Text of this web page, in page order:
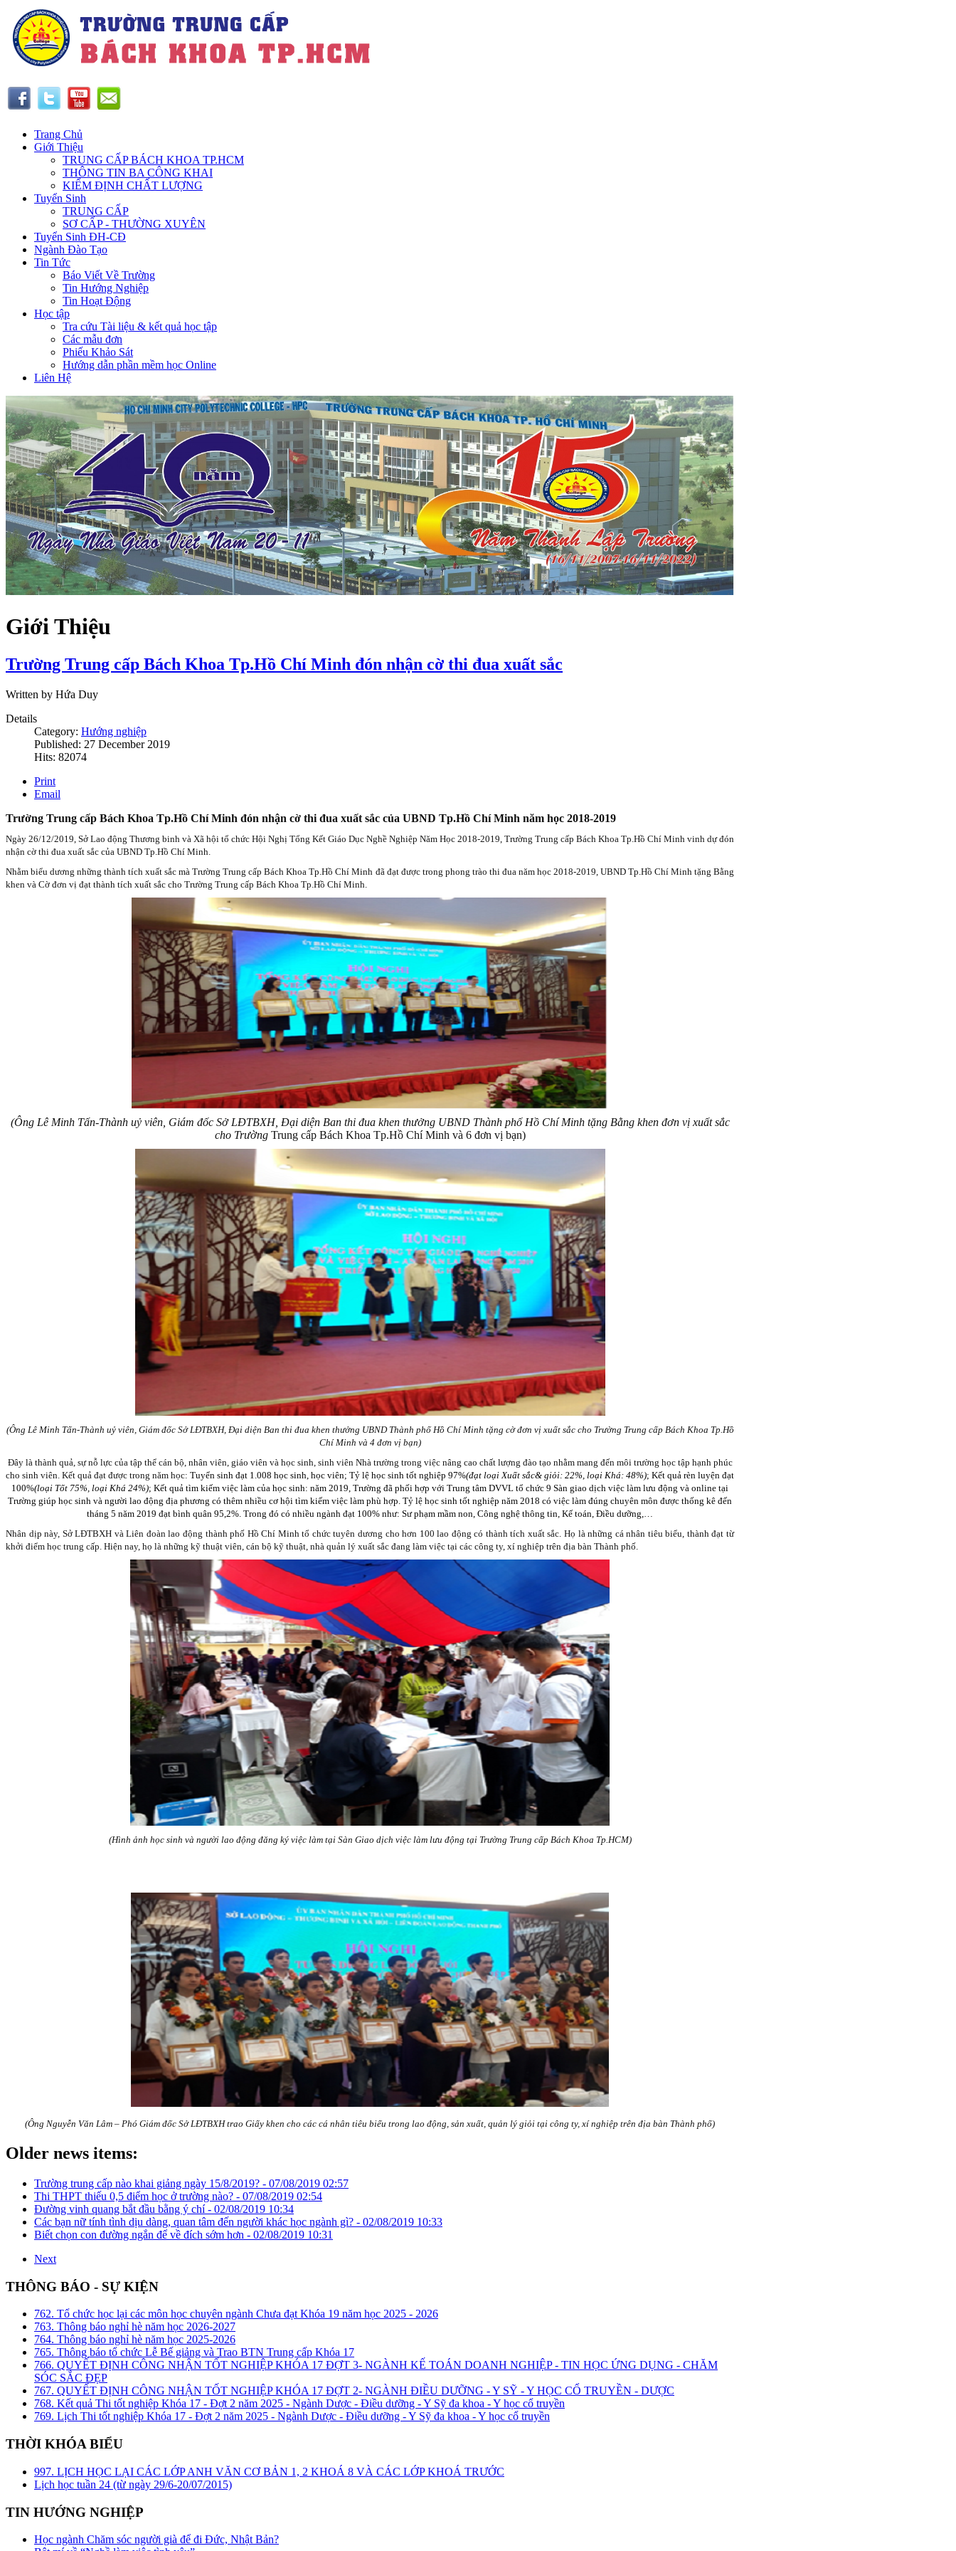
Trang Chủ
Giới Thiệu
TRUNG CẤP BÁCH KHOA TP.HCM
THÔNG TIN BA CÔNG KHAI
KIỂM ĐỊNH CHẤT LƯỢNG
Tuyển Sinh
TRUNG CẤP
SƠ CẤP - THƯỜNG XUYÊN
Tuyển Sinh ĐH-CĐ
Ngành Đào Tạo
Tin Tức
Báo Viết Về Trường
Tin Hướng Nghiệp
Tin Hoạt Động
Học tập
Tra cứu Tài liệu & kết quả học tập
Các mẫu đơn
Phiếu Khảo Sát
Hướng dẫn phần mềm học Online
Liên Hệ
Giới Thiệu
Trường Trung cấp Bách Khoa Tp.Hồ Chí Minh đón nhận cờ thi đua xuất sắc
Written by Hứa Duy
Details
Category: Hướng nghiệp
Published: 27 December 2019
Hits: 82074
Print
Email
Trường Trung cấp Bách Khoa Tp.Hồ Chí Minh đón nhận cờ thi đua xuất sắc của UBND Tp.Hồ Chí Minh năm học 2018-2019
Ngày 26/12/2019, Sở Lao động Thương binh và Xã hội tổ chức Hội Nghị Tổng Kết Giáo Dục Nghề Nghiệp Năm Học 2018-2019, Trường Trung cấp Bách Khoa Tp.Hồ Chí Minh vinh dự đón
nhận cờ thi đua xuất sắc của UBND Tp.Hồ Chí Minh.
Nhằm biểu dương những thành tích xuất sắc mà Trường Trung cấp Bách Khoa Tp.Hồ Chí Minh đã đạt được trong phong trào thi đua năm học 2018-2019, UBND Tp.Hồ Chí Minh tặng Bằng
khen và Cờ đơn vị đạt thành tích xuất sắc cho Trường Trung cấp Bách Khoa Tp.Hồ Chí Minh.
(Ông Lê Minh Tấn-Thành uỷ viên, Giám đốc Sở LĐTBXH, Đại diện Ban thi đua khen thưởng UBND Thành phố Hồ Chí Minh tặng Bằng khen đơn vị xuất sắc
cho Trường Trung cấp Bách Khoa Tp.Hồ Chí Minh và 6 đơn vị bạn)
(Ông Lê Minh Tấn-Thành uỷ viên, Giám đốc Sở LĐTBXH, Đại diện Ban thi đua khen thưởng UBND Thành phố Hồ Chí Minh tặng cờ đơn vị xuất sắc cho Trường Trung cấp Bách Khoa Tp.Hồ
Chí Minh và 4 đơn vị bạn)
Đây là thành quả, sự nỗ lực của tập thể cán bộ, nhân viên, giáo viên và học sinh, sinh viên Nhà trường trong việc nâng cao chất lượng đào tạo nhằm mang đến môi trường học tập hạnh phúc
cho sinh viên. Kết quả đạt được trong năm học: Tuyển sinh đạt 1.008 học sinh, học viên; Tỷ lệ học sinh tốt nghiệp 97%(đạt loại Xuất sắc& giỏi: 22%, loại Khá: 48%); Kết quả rèn luyện đạt
100%(loại Tốt 75%, loại Khá 24%); Kết quả tìm kiếm việc làm của học sinh: năm 2019, Trường đã phối hợp với Trung tâm DVVL tổ chức 9 Sàn giao dịch việc làm lưu động và online tại
Trường giúp học sinh và người lao động địa phương có thêm nhiều cơ hội tìm kiếm việc làm phù hợp. Tỷ lệ học sinh tốt nghiệp năm 2018 có việc làm đúng chuyên môn được thống kê đến
tháng 5 năm 2019 đạt bình quân 95,2%. Trong đó có nhiều ngành đạt 100% như: Sư phạm mầm non, Công nghệ thông tin, Kế toán, Điều dưỡng,…
Nhân dịp này, Sở LĐTBXH và Liên đoàn lao động thành phố Hồ Chí Minh tổ chức tuyên dương cho hơn 100 lao động có thành tích xuất sắc. Họ là những cá nhân tiêu biểu, thành đạt từ
khởi điểm học trung cấp. Hiện nay, họ là những kỹ thuật viên, cán bộ kỹ thuật, nhà quản lý xuất sắc đang làm việc tại các công ty, xí nghiệp trên địa bàn Thành phố.
(Hình ảnh học sinh và người lao động đăng ký việc làm tại Sàn Giao dịch việc làm lưu động tại Trường Trung cấp Bách Khoa Tp.HCM)
(Ông Nguyễn Văn Lâm – Phó Giám đốc Sở LĐTBXHtrao Giấy khen cho các cá nhân tiêu biểu trong lao động, sản xuất, quản lý giỏi tại công ty, xí nghiệp trên địa bàn Thành phố)
Older news items:
Trường trung cấp nào khai giảng ngày 15/8/2019? - 07/08/2019 02:57
Thi THPT thiếu 0,5 điểm học ở trường nào? - 07/08/2019 02:54
Đường vinh quang bắt đầu bằng ý chí - 02/08/2019 10:34
Các bạn nữ tính tình dịu dàng, quan tâm đến người khác học ngành gì? - 02/08/2019 10:33
Biết chọn con đường ngắn để về đích sớm hơn - 02/08/2019 10:31
Next
THÔNG BÁO - SỰ KIỆN
762. Tổ chức học lại các môn học chuyên ngành Chưa đạt Khóa 19 năm học 2025 - 2026
763. Thông báo nghỉ hè năm học 2026-2027
764. Thông báo nghỉ hè năm học 2025-2026
765. Thông báo tổ chức Lễ Bế giảng và Trao BTN Trung cấp Khóa 17
766. QUYẾT ĐỊNH CÔNG NHẬN TỐT NGHIỆP KHÓA 17 ĐỢT 3- NGÀNH KẾ TOÁN DOANH NGHIỆP - TIN HỌC ỨNG DỤNG - CHĂM
SÓC SẮC ĐẸP
767. QUYẾT ĐỊNH CÔNG NHẬN TỐT NGHIỆP KHÓA 17 ĐỢT 2- NGÀNH ĐIỀU DƯỠNG - Y SỸ - Y HỌC CỔ TRUYỀN - DƯỢC
768. Kết quả Thi tốt nghiệp Khóa 17 - Đợt 2 năm 2025 - Ngành Dược - Điều dưỡng - Y Sỹ đa khoa - Y học cổ truyền
769. Lịch Thi tốt nghiệp Khóa 17 - Đợt 2 năm 2025 - Ngành Dược - Điều dưỡng - Y Sỹ đa khoa - Y học cổ truyền
THỜI KHÓA BIỂU
997. LỊCH HỌC LẠI CÁC LỚP ANH VĂN CƠ BẢN 1, 2 KHOÁ 8 VÀ CÁC LỚP KHOÁ TRƯỚC
Lịch học tuần 24 (từ ngày 29/6-20/07/2015)
TIN HƯỚNG NGHIỆP
Học ngành Chăm sóc người già để đi Đức, Nhật Bản?